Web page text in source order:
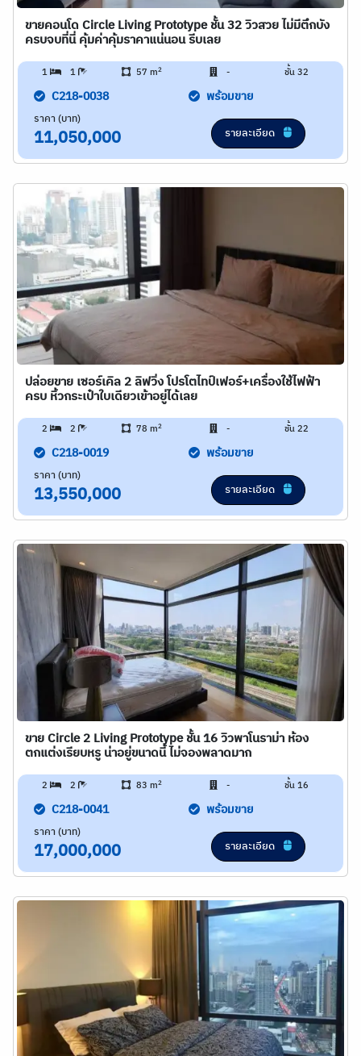
ขายคอนโด Circle Living Prototype ชั้น 32 วิวสวย ไม่มีตึกบัง
ครบจบที่นี่ คุ้มค่าคุ้มราคาแน่นอน รีบเลย
1 1 57 m2 - ชั้น 32
C218-0038 พร้อมขาย
ราคา (บาท)
11,050,000 รายละเอียด
ปล่อยขาย เซอร์เคิล 2 ลิฟวิ่ง โปรโตไทป์เฟอร์+เครื่องใช้ไฟฟ้า
ครบ หิ้วกระเป๋าใบเดียวเข้าอยู่ได้เลย
2 2 78 m2 - ชั้น 22
C218-0019 พร้อมขาย
ราคา (บาท)
13,550,000 รายละเอียด
ขาย Circle 2 Living Prototype ชั้น 16 วิวพาโนราม่า ห้อง
ตกแต่งเรียบหรู น่าอยู่ขนาดนี้ ไม่จองพลาดมาก
2 2 83 m2 - ชั้น 16
C218-0041 พร้อมขาย
ราคา (บาท)
17,000,000 รายละเอียด